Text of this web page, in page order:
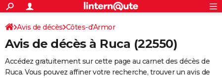
ACTUALITÉS
Politique
Société
Faits Divers
Education
Monde
Villes
+
SPORT
Coupe du monde 2026
Football
Tennis
Cyclisme
Rugby
Forum
Programme TV
TNT
Streaming
Cinéma
Sorties cinéma
Musique
+
FINANCE
S'inscrire
Connexion
Avis de décès Côtes-d'Armor
Avis de décès à Ruca (22550)
Accédez gratuitement sur cette page au carnet des décès de
Ruca. Vous pouvez affiner votre recherche, trouver un avis de